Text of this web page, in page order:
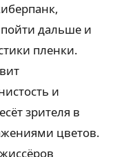
дальше и
пленки.
и
зрителя в
цветов.